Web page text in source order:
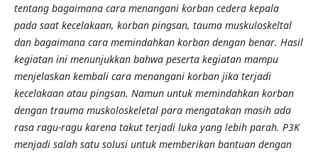
tentang bagaimana cara menangani korban cedera kepala
pada saat kecelakaan, korban pingsan, tauma muskuloskeltal
dan bagaimana cara memindahkan korban dengan benar. Hasil
kegiatan ini menunjukkan bahwa peserta kegiatan mampu
menjelaskan kembali cara menangani korban jika terjadi
kecelakaan atau pingsan. Namun untuk memindahkan korban
dengan trauma muskoloskeletal para mengatakan masih ada
rasa ragu-ragu karena takut terjadi luka yang lebih parah. P3K
menjadi salah satu solusi untuk memberikan bantuan dengan